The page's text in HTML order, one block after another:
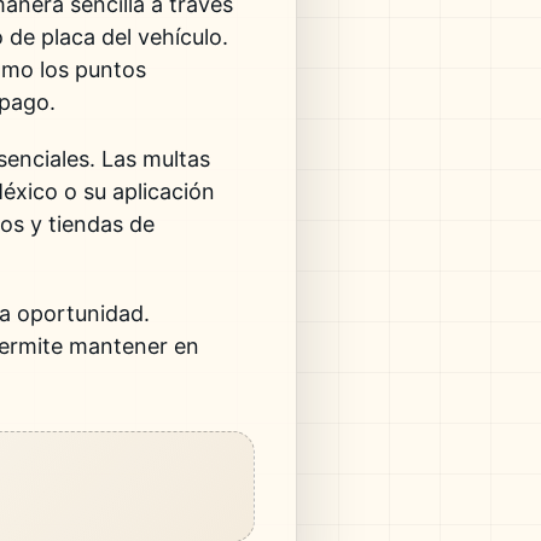
placa del vehículo.
los puntos
Las multas
o su aplicación
y tiendas de
oportunidad.
mantener en